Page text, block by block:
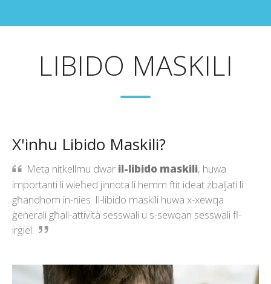
LIBIDO MASKILI
X'inhu Libido Maskili?
Meta nitkellmu dwar il-libido maskili, huwa
importanti li wieħed jinnota li hemm ftit ideat żbaljati li
għandhom in-nies. Il-libido maskili huwa x-xewqa
ġenerali għall-attività sesswali u s-sewqan sesswali fl-
irġiel.